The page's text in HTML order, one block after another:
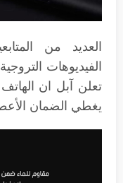
العديد من
تعلن آبل ان
يغطي الضمان